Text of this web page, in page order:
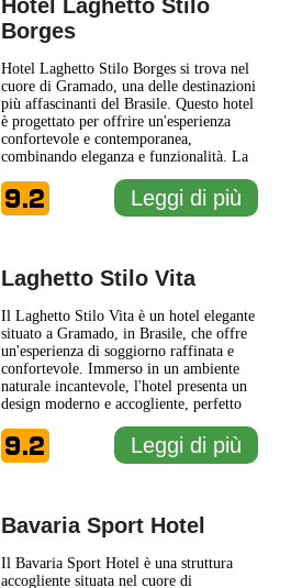
Hotel Laghetto Stilo
Borges
Hotel Laghetto Stilo Borges si trova nel
cuore di Gramado, una delle destinazioni
più affascinanti del Brasile. Questo hotel
è progettato per offrire un'esperienza
confortevole e contemporanea,
combinando eleganza e funzionalità. La
accoglienti, creando un ambiente
rilassante per i suoi ospiti. Gli ambienti
9.2 Leggi di più
Laghetto Stilo Vita
Il Laghetto Stilo Vita è un hotel elegante
situato a Gramado, in Brasile, che offre
un'esperienza di soggiorno raffinata e
confortevole. Immerso in un ambiente
naturale incantevole, l'hotel presenta un
design moderno e accogliente, perfetto
ritmo frenetico della vita quotidiana. Gli
interni ben curati creano un'atmosfera
9.2 Leggi di più
Bavaria Sport Hotel
Il Bavaria Sport Hotel è una struttura
accogliente situata nel cuore di